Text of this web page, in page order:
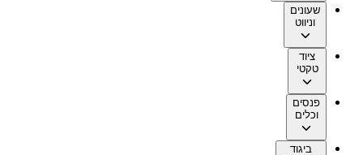
שעונים
וניווט
ציוד
טקטי
פנסים
וכלים
ביגוד